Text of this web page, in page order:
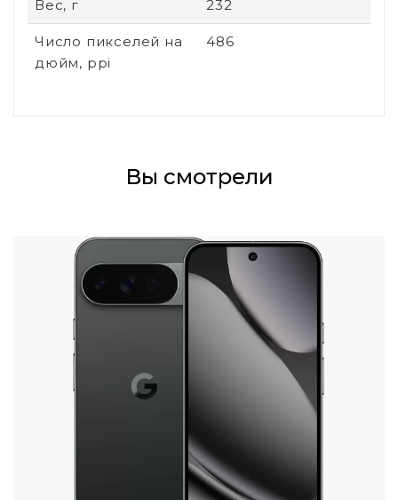
Вес, г 232
Число пикселей на
дюйм, ppi
486
Вы смотрели